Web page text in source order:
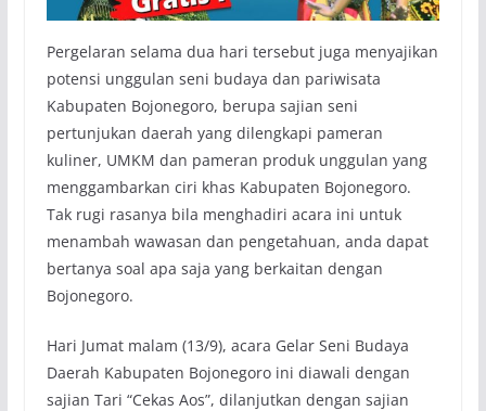
Pergelaran selama dua hari tersebut juga menyajikan
potensi unggulan seni budaya dan pariwisata
Kabupaten Bojonegoro, berupa sajian seni
pertunjukan daerah yang dilengkapi pameran
kuliner, UMKM dan pameran produk unggulan yang
menggambarkan ciri khas Kabupaten Bojonegoro.
Tak rugi rasanya bila menghadiri acara ini untuk
menambah wawasan dan pengetahuan, anda dapat
bertanya soal apa saja yang berkaitan dengan
Bojonegoro.
Hari Jumat malam (13/9), acara Gelar Seni Budaya
Daerah Kabupaten Bojonegoro ini diawali dengan
sajian Tari “Cekas Aos”, dilanjutkan dengan sajian